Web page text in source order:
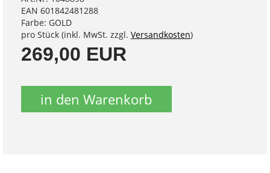
EAN 601842481288
Farbe: GOLD
pro Stück (inkl. MwSt. zzgl. Versandkosten)
269,00 EUR
in den Warenkorb